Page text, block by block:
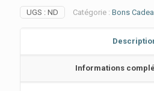
atelier
UGS : ND Catégorie : Bons
Informations